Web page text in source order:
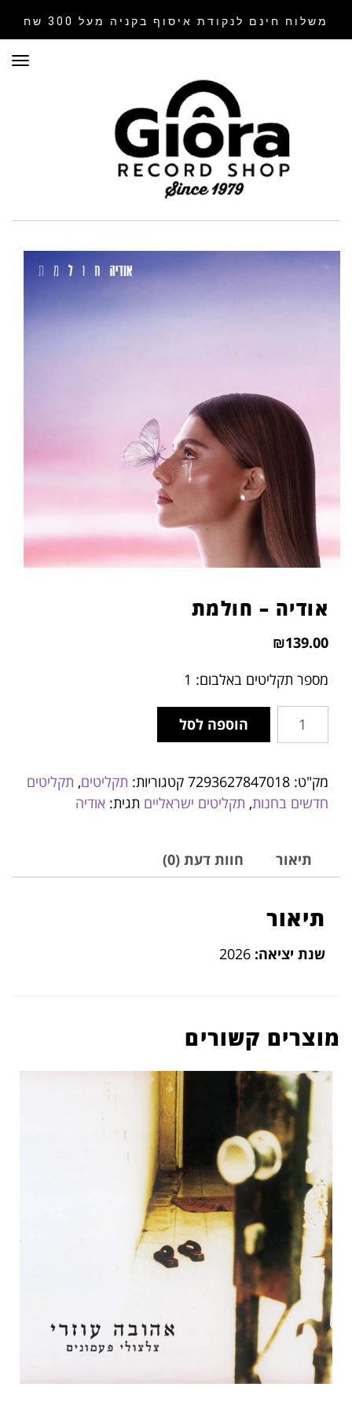
משלוח חינם לנקודת איסוף בקניה מעל 300 שח
אודיה – חולמת
₪139.00
מספר תקליטים באלבום: 1
הוספה לסל
מק"ט: 7293627847018 קטגוריות: תקליטים, תקליטים
חדשים בחנות, תקליטים ישראליים תגית: אודיה
תיאור חוות דעת (0)
תיאור
שנת יציאה:
מוצרים קשורים